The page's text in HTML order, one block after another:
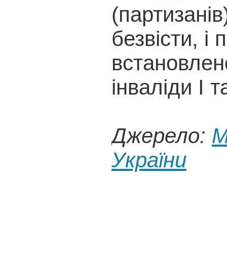
безвісти, і
інваліди I
Джерело:
України